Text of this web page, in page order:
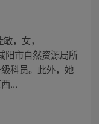
，女，
市自然资源局所
科员。此外，她
...